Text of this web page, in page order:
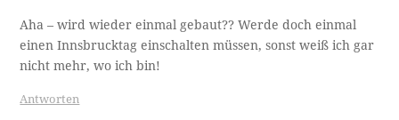
Aha – wird wieder einmal gebaut?? Werde doch einmal
einen Innsbrucktag einschalten müssen, sonst weiß ich gar
nicht mehr, wo ich bin!
Antworten